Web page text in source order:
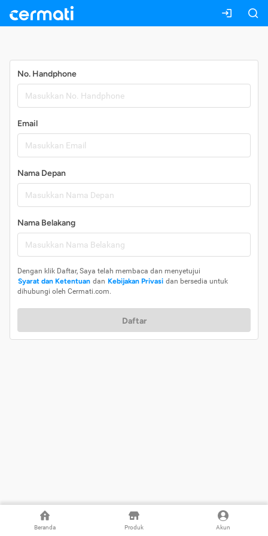
Beranda Produk Akun
No. Handphone
Email
Nama Depan
Nama Belakang
Dengan klik Daftar, Saya telah membaca dan menyetujui
Syarat dan Ketentuan dan Kebijakan Privasi dan bersedia untuk
dihubungi oleh Cermati.com.
Daftar